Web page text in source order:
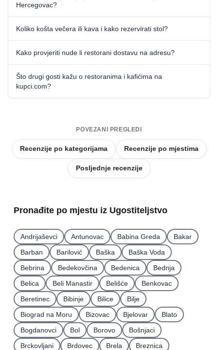
Hercegovac?
Koliko košta večera ili kava i kako rezervirati stol?
Kako provjeriti nude li restorani dostavu na adresu?
Što drugi gosti kažu o restoranima i kafićima na
kupci.com?
POVEZANI PREGLEDI
Recenzije po kategorijama Recenzije po mjestima
Posljednje recenzije
Pronađite po mjestu iz Ugostiteljstvo
Andrijaševci Antunovac Babina Greda
Bakar
Barban
Barilović Baška
Baška Voda
Bebrina
Bedekovčina Bedenica
Bednja
Belica
Beli Manastir Belišće
Benkovac
Beretinec
Bibinje Bilice
Bilje
Biograd na Moru
Bizovac Bjelovar
Blato
Bogdanovci
Bol Borovo
Bošnjaci
Brckovljani
Brdovec Brela
Breznica